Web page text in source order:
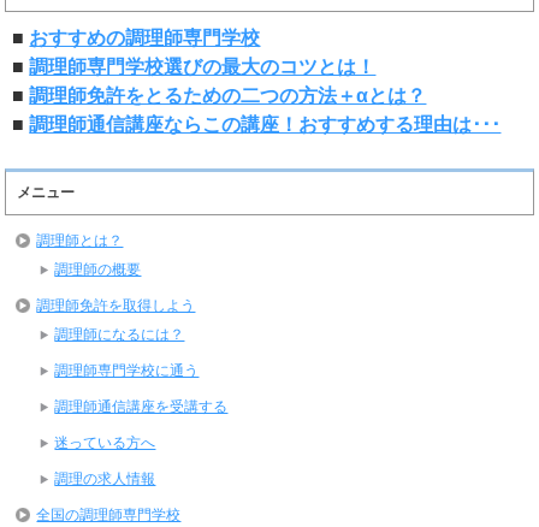
■ おすすめの調理師専門学校
■調理師専門学校選びの最大のコツとは！
■調理師免許をとるための二つの方法＋αとは？
■調理師通信講座ならこの講座！おすすめする理由は･･･
メニュー
調理師とは？
調理師の概要
調理師免許を取得しよう
調理師になるには？
調理師専門学校に通う
調理師通信講座を受講する
迷っている方へ
調理の求人情報
全国の調理師専門学校